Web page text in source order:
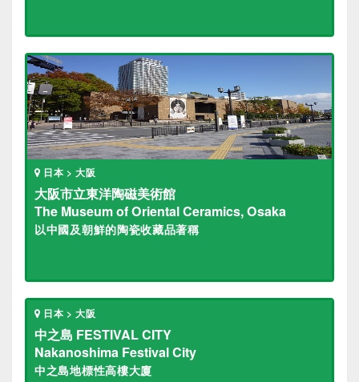
日本 > 大阪
大阪市立東洋陶磁美術館
The Museum of Oriental Ceramics, Osaka
以中國及朝鮮的陶瓷收藏品著稱
日本 > 大阪
中之島 FESTIVAL CITY
Nakanoshima Festival City
中之島地標性高樓大廈